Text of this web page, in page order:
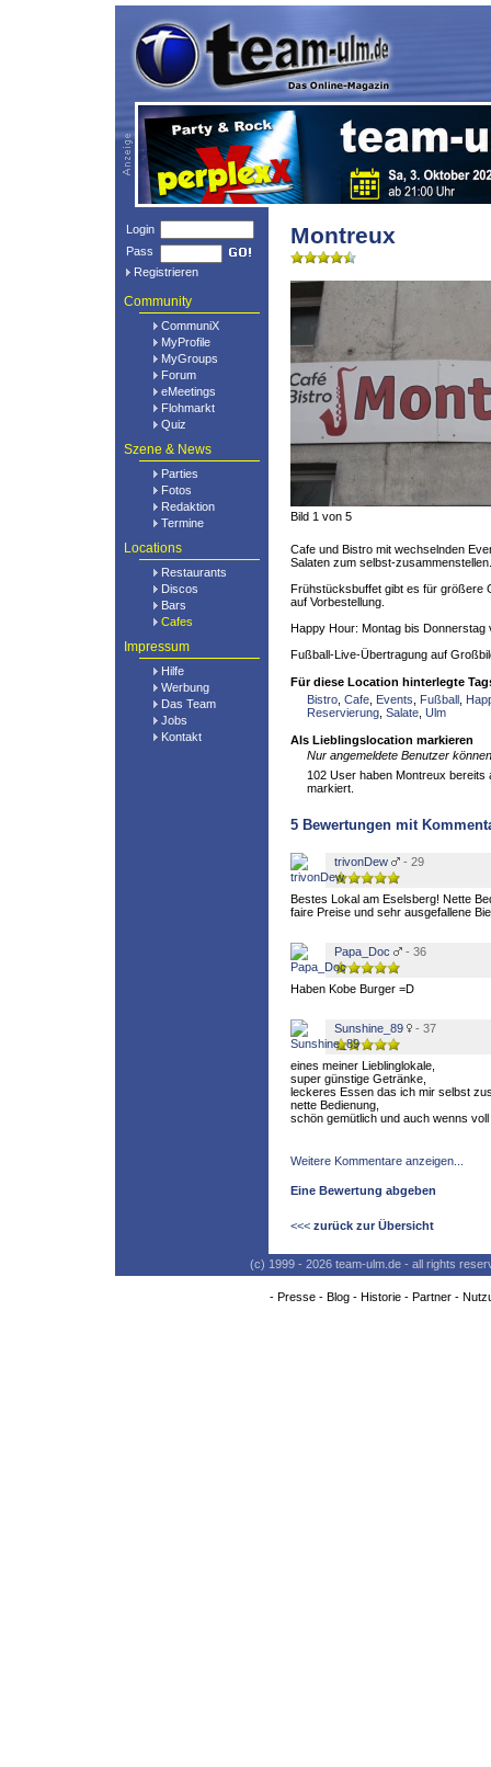
Login
Pass
Registrieren
Community
CommuniX
MyProfile
MyGroups
Forum
eMeetings
Flohmarkt
Quiz
Szene & News
Parties
Fotos
Redaktion
Termine
Locations
Restaurants
Discos
Bars
Cafes
Impressum
Hilfe
Werbung
Das Team
Jobs
Kontakt
Montreux
Bild 1 von 5
Cafe und Bistro mit wechselnden
Salaten zum selbst-zusammenstellen.
Frühstücksbuffet gibt es für größere
auf Vorbestellung.
Happy Hour: Montag bis Donnerstag
Fußball-Live-Übertragung auf
Für diese Location hinterlegte
Bistro Cafe Events Fußball
Reservierung Salate Ulm
Als Lieblingslocation markieren
Nur angemeldete Benutzer
102 User haben Montreux bereits
markiert.
5 Bewertungen mit
trivonDew - 29
Bestes Lokal am Eselsberg! Nette
faire Preise und sehr ausgefallene
Papa_Doc - 36
Haben Kobe Burger =D
Sunshine_89 - 37
eines meiner Lieblinglokale,
super günstige Getränke,
leckeres Essen das ich mir selbst
nette Bedienung,
schön gemütlich und auch wenns
Weitere Kommentare anzeigen...
Eine Bewertung abgeben
<<< zurück zur Übersicht
(c) 1999 - 2026 team-ulm.de - all rights
- Presse- Blog- Historie- Partner-